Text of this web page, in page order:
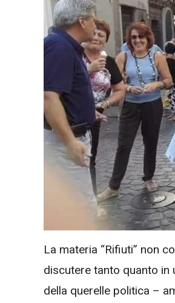
La materia “Rifiuti” non
discutere tanto quanto in
della querelle politica –